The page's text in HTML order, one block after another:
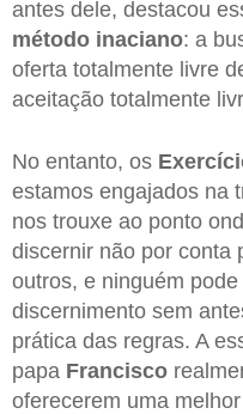
antes dele, destacou
método inaciano: a
oferta totalmente livre
aceitação totalmente
No entanto, os
estamos engajados na
nos trouxe ao ponto
discernir não por conta
outros, e ninguém
discernimento sem
prática das regras. A
papa Francisco
oferecerem uma